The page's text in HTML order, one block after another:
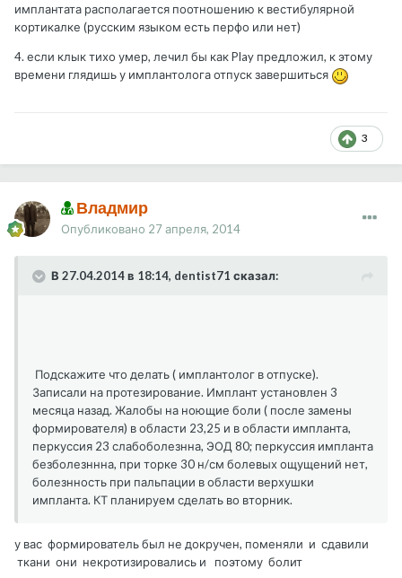
имплантата располагается поотношению к вестибулярной
кортикалке (русским языком есть перфо или нет)
4. если клык тихо умер, лечил бы как Play предложил, к этому
времени глядишь у имплантолога отпуск завершиться
3
Владмир
Опубликовано 27 апреля, 2014
В 27.04.2014 в 18:14, dentist71 сказал:
Подскажите что делать ( имплантолог в отпуске).
Записали на протезирование. Имплант установлен 3
месяца назад. Жалобы на ноющие боли ( после замены
формирователя) в области 23,25 и в области импланта,
перкуссия 23 слабоболезнна, ЭОД 80; перкуссия импланта
безболезннна, при торке 30 н/см болевых ощущений нет,
болезнность при пальпации в области верхушки
импланта. КТ планируем сделать во вторник.
у вас формирователь был не докручен, поменяли и сдавили
ткани они некротизировались и поэтому болит